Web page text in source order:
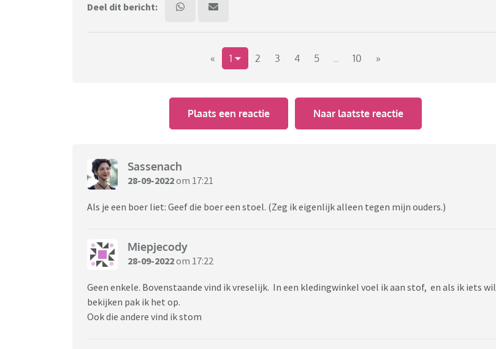
Deel dit bericht:
« 1 2 3 4 5 .. 10 »
Plaats een reactie Naar laatste reactie
Sassenach
28-09-2022om 17:21
Als je een boer liet: Geef die boer een stoel. (Zeg ik eigenlijk alleen tegen mijn ouders.)
Miepjecody
28-09-2022om 17:22
Geen enkele. Bovenstaande vind ik vreselijk. In een kledingwinkel voel ik aan stof, en als ik iets wil
bekijken pak ik het op.
Ook die andere vind ik stom